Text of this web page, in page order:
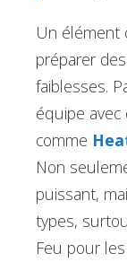
Un élément
préparer
faiblesses.
équipe
comme
Non
puissant,
types,
Feu pour